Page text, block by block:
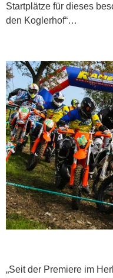
Startplätze für dieses
den Koglerhof“…
„Seit der Premiere im